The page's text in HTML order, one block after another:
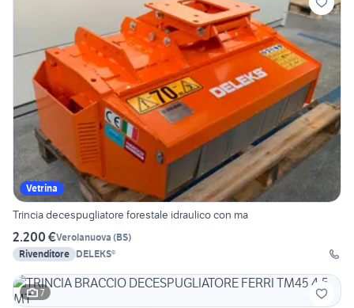
Vetrina
Trincia decespugliatore forestale idraulico con ma
2.200 €Verolanuova (BS)
Rivenditore DELEKS®
7